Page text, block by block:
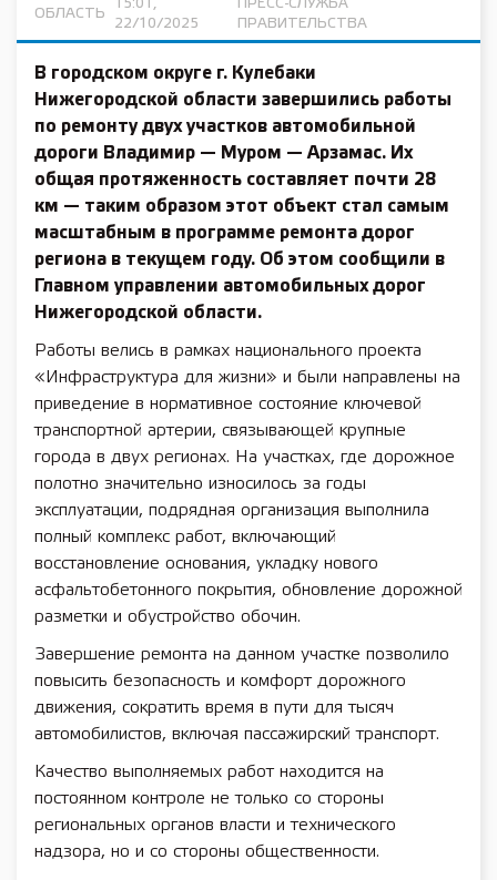
ОБЛАСТЬ
15:01,
22/10/2025
ПРЕСС-СЛУЖБА
ПРАВИТЕЛЬСТВА
В городском округе г. Кулебаки
Нижегородской области завершились работы
по ремонту двух участков автомобильной
дороги Владимир — Муром — Арзамас. Их
общая протяженность составляет почти 28
км — таким образом этот объект стал самым
масштабным в программе ремонта дорог
региона в текущем году. Об этом сообщили в
Главном управлении автомобильных дорог
Нижегородской области.
Работы велись в рамках национального проекта
«Инфраструктура для жизни» и были направлены на
приведение в нормативное состояние ключевой
транспортной артерии, связывающей крупные
города в двух регионах. На участках, где дорожное
полотно значительно износилось за годы
эксплуатации, подрядная организация выполнила
полный комплекс работ, включающий
восстановление основания, укладку нового
асфальтобетонного покрытия, обновление дорожной
разметки и обустройство обочин.
Завершение ремонта на данном участке позволило
повысить безопасность и комфорт дорожного
движения, сократить время в пути для тысяч
автомобилистов, включая пассажирский транспорт.
Качество выполняемых работ находится на
постоянном контроле не только со стороны
региональных органов власти и технического
надзора, но и со стороны общественности.